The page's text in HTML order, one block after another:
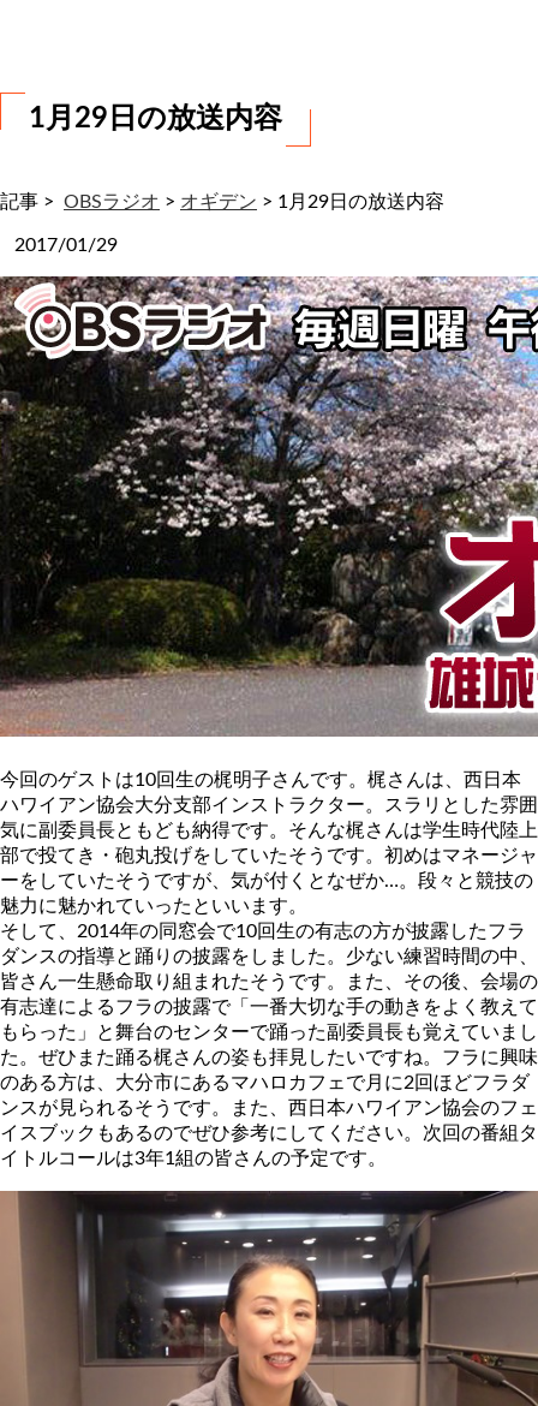
1月29日の放送内容
記事 > OBSラジオ > オギデン > 1月29日の放送内容
2017/01/29
今回のゲストは10回生の梶明子さんです。梶さんは、西日本
ハワイアン協会大分支部インストラクター。スラリとした雰囲
気に副委員長ともども納得です。そんな梶さんは学生時代陸上
部で投てき・砲丸投げをしていたそうです。初めはマネージャ
ーをしていたそうですが、気が付くとなぜか…。段々と競技の
魅力に魅かれていったといいます。
そして、2014年の同窓会で10回生の有志の方が披露したフラ
ダンスの指導と踊りの披露をしました。少ない練習時間の中、
皆さん一生懸命取り組まれたそうです。また、その後、会場の
有志達によるフラの披露で「一番大切な手の動きをよく教えて
もらった」と舞台のセンターで踊った副委員長も覚えていまし
た。ぜひまた踊る梶さんの姿も拝見したいですね。フラに興味
のある方は、大分市にあるマハロカフェで月に2回ほどフラダ
ンスが見られるそうです。また、西日本ハワイアン協会のフェ
イスブックもあるのでぜひ参考にしてください。次回の番組タ
イトルコールは3年1組の皆さんの予定です。